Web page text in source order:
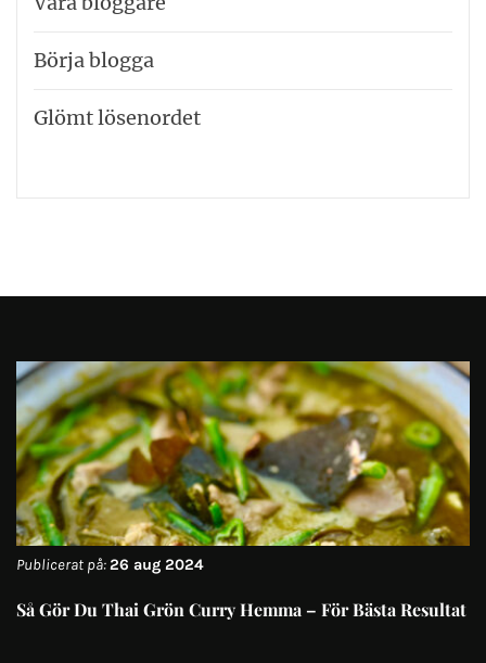
Börja blogga
Glömt lösenordet
Publicerat på:26 aug 2024
Så Gör Du Thai Grön Curry Hemma – För Bästa Resultat